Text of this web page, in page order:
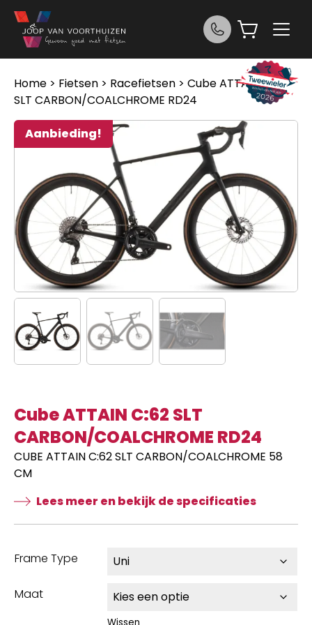
Ga naar de inhoud
Home > Fietsen > Racefietsen > Cube ATTAIN C:62
SLT CARBON/COALCHROME RD24
Aanbieding!
Cube ATTAIN C:62 SLT
CARBON/COALCHROME RD24
CUBE ATTAIN C:62 SLT CARBON/COALCHROME 58
CM
Lees meer en bekijk de specificaties
Frame Type
Maat